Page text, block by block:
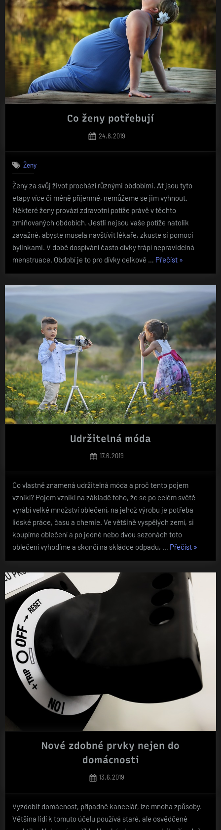
Co ženy potřebují
Posted
24.8.2019
Ženy
Ženy za svůj život prochází různými obdobími. At jsou tyto
etapy více či méně příjemné, nemůžeme se jim vyhnout.
Některé ženy provází zdravotní potíže právě v těchto
zmiňovaných obdobích. Jestli nejsou vaše potíže natolik
závažné, abyste musela navštívit lékaře, zkuste si pomoci
bylinkami. V době dospívání často dívky trápí nepravidelná
menstruace. Období je to pro dívky celkově … Přečíst„Co
potřebují“
»
Udržitelná móda
Posted
17.6.2019
Co vlastně znamená udržitelná móda a proč tento pojem
vznikl? Pojem vznikl na základě toho, že se po celém světě
vyrábí velké množství oblečení, na jehož výrobu je potřeba
lidské práce, času a chemie. Ve většině vyspělých zemí, si
koupíme oblečení a po jedné nebo dvou sezonách toto
oblečení vyhodíme a skončí na skládce odpadu, … Přečíst »
Nové zdobné prvky nejen do
domácnosti
Posted
13.6.2019
Vyzdobit domácnost, případně kancelář, lze mnoha způsoby.
Většina lidí k tomuto účelu používá staré, ale osvědčené